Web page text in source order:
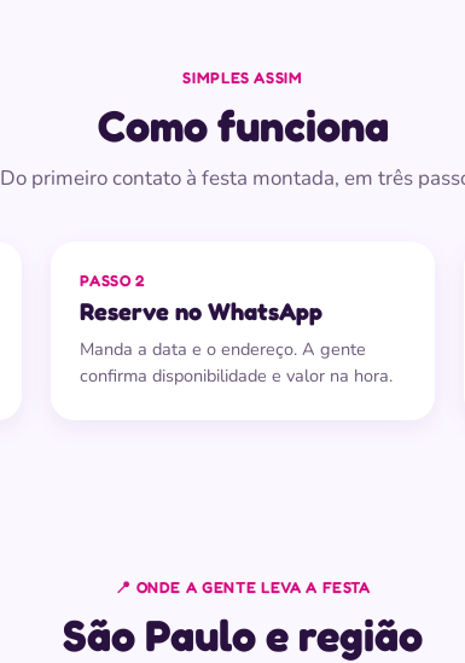
SIMPLES ASSIM
Como funciona
Do primeiro contato à festa montada, em três
PASSO 2
Reserve no WhatsApp
Manda a data e o endereço. A gente
confirma disponibilidade e valor na hora.
📍 ONDE A GENTE LEVA A FESTA
São Paulo e região